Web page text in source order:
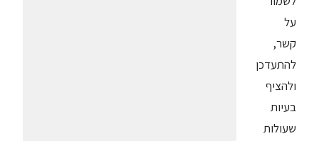
על
קשר,
להתעדכן
ולהציף
בעיות
שעולות